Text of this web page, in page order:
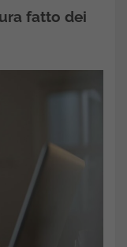
fatto dei